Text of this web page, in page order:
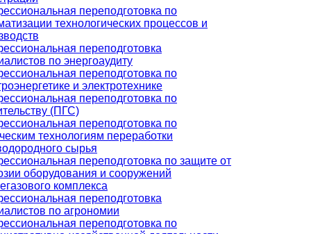
переподготовка по
технологических процессов и
переподготовка
по энергоаудиту
переподготовка по
и электротехнике
переподготовка по
(ПГС)
переподготовка по
технологиям переработки
сырья
переподготовка по защите от
оборудования и сооружений
комплекса
переподготовка
по агрономии
переподготовка по